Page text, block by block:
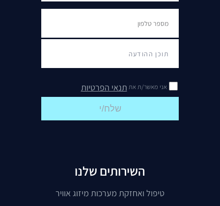
אני מאשר/ת את תנאי הפרטיות
שלח/י
השירותים שלנו
טיפול ואחזקת מערכות מיזוג אוויר